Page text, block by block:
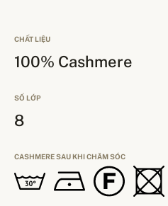
CHẤT LIỆU
100% Cashmere
SỐ LỚP
8
CASHMERE SAU KHI CHĂM SÓC